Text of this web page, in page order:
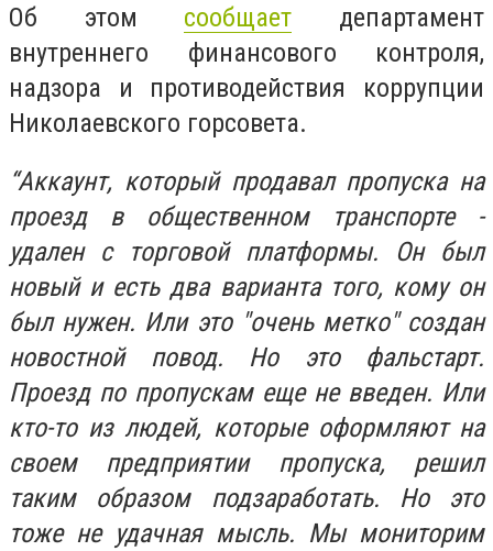
Об этом сообщает департамент
внутреннего финансового контроля,
надзора и противодействия коррупции
Николаевского горсовета.
“Аккаунт, который продавал пропуска на
проезд в общественном транспорте -
удален с торговой платформы. Он был
новый и есть два варианта того, кому он
был нужен. Или это "очень метко" создан
новостной повод. Но это фальстарт.
Проезд по пропускам еще не введен. Или
кто-то из людей, которые оформляют на
своем предприятии пропуска, решил
таким образом подзаработать. Но это
тоже не удачная мысль. Мы мониторим